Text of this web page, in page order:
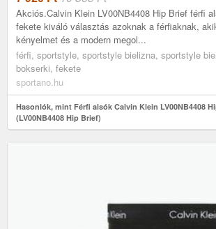
Akciós.Calvin Klein LV00NB4408 Hip Brief férfi
fekete kiváló választás azoknak a férfiaknak,
kényelmet és a modern megol...
férfi, sportstyle, sportstyle bielizna, sportstyle
bokserki, fekete
sportano.hu
Hasonlók, mint Férfi alsók Calvin Klein LV00NB4408
(LV00NB4408 Hip Brief)